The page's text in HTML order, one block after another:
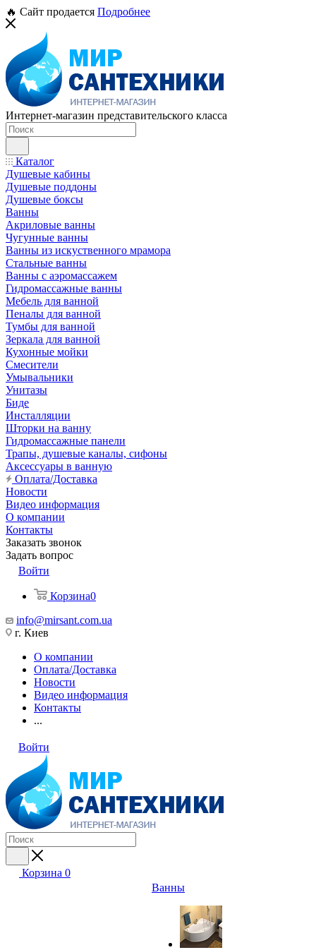
🔥 Сайт продается Подробнее
Интернет-магазин представительского класса
Каталог
Душевые кабины
Душевые поддоны
Душевые боксы
Ванны
Акриловые ванны
Чугунные ванны
Ванны из искуственного мрамора
Стальные ванны
Ванны с аэромассажем
Гидромассажные ванны
Мебель для ванной
Пеналы для ванной
Тумбы для ванной
Зеркала для ванной
Кухонные мойки
Смесители
Умывальники
Унитазы
Биде
Инсталляции
Шторки на ванну
Гидромассажные панели
Трапы, душевые каналы, сифоны
Аксессуары в ванную
Оплата/Доставка
Новости
Видео информация
О компании
Контакты
Заказать звонок
Задать вопрос
Войти
Корзина0
info@mirsant.com.ua
г. Киев
О компании
Оплата/Доставка
Новости
Видео информация
Контакты
...
Войти
Корзина 0
Ванны